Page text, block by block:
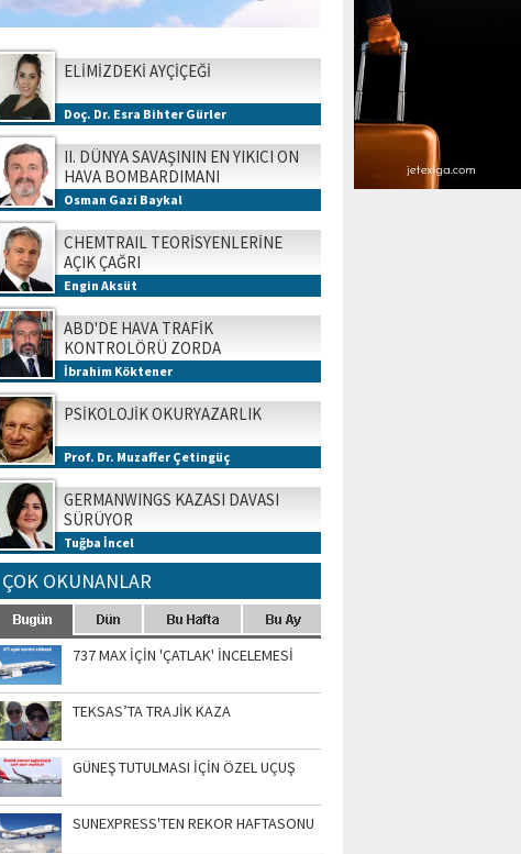
ELİMİZDEKİ AYÇİÇEĞİ
Doç. Dr. Esra Bihter Gürler
II. DÜNYA SAVAŞININ EN YIKICI ON
HAVA BOMBARDIMANI
Osman Gazi Baykal
CHEMTRAIL TEORİSYENLERİNE
AÇIK ÇAĞRI
Engin Aksüt
ABD'DE HAVA TRAFİK
KONTROLÖRÜ ZORDA
İbrahim Köktener
PSİKOLOJİK OKURYAZARLIK
Prof. Dr. Muzaffer Çetingüç
GERMANWINGS KAZASI DAVASI
SÜRÜYOR
Tuğba İncel
ÇOK OKUNANLAR
737 MAX İÇİN 'ÇATLAK' İNCELEMESİ
TEKSAS’TA TRAJİK KAZA
GÜNEŞ TUTULMASI İÇİN ÖZEL UÇUŞ
SUNEXPRESS'TEN REKOR HAFTASONU